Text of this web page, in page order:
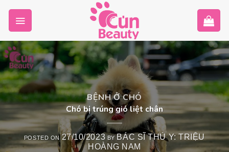
content
BỆNH Ở CHÓ
Chó bị trúng gió liệt chân
POSTED ON 27/10/2023 BY BÁC SĨ THÚ Y: TRIỆU
HOÀNG NAM